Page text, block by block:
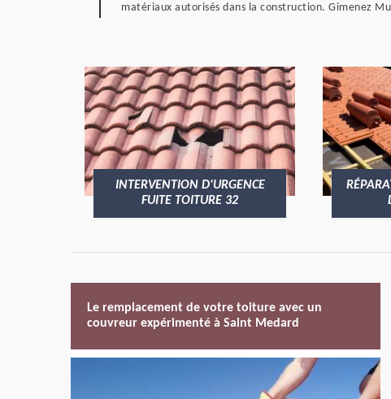
matériaux autorisés dans la construction. Gimenez
INTERVENTION D'URGENCE
FUITE TOITURE 32
Le remplacement de votre toiture avec un
couvreur expérimenté à Saint Medard